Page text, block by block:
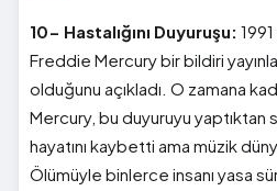
10- Hastalığını Duyuruşu:
Freddie Mercury bir bildiri
olduğunu açıkladı. O zamana
Mercury, bu duyuruyu yaptıktan
hayatını kaybetti ama müzik
Ölümüyle binlerce insanı yasa